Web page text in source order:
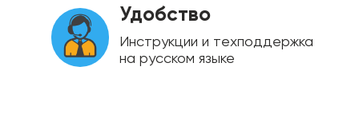
Удобство
Инструкции и техподдержка
на русском языке